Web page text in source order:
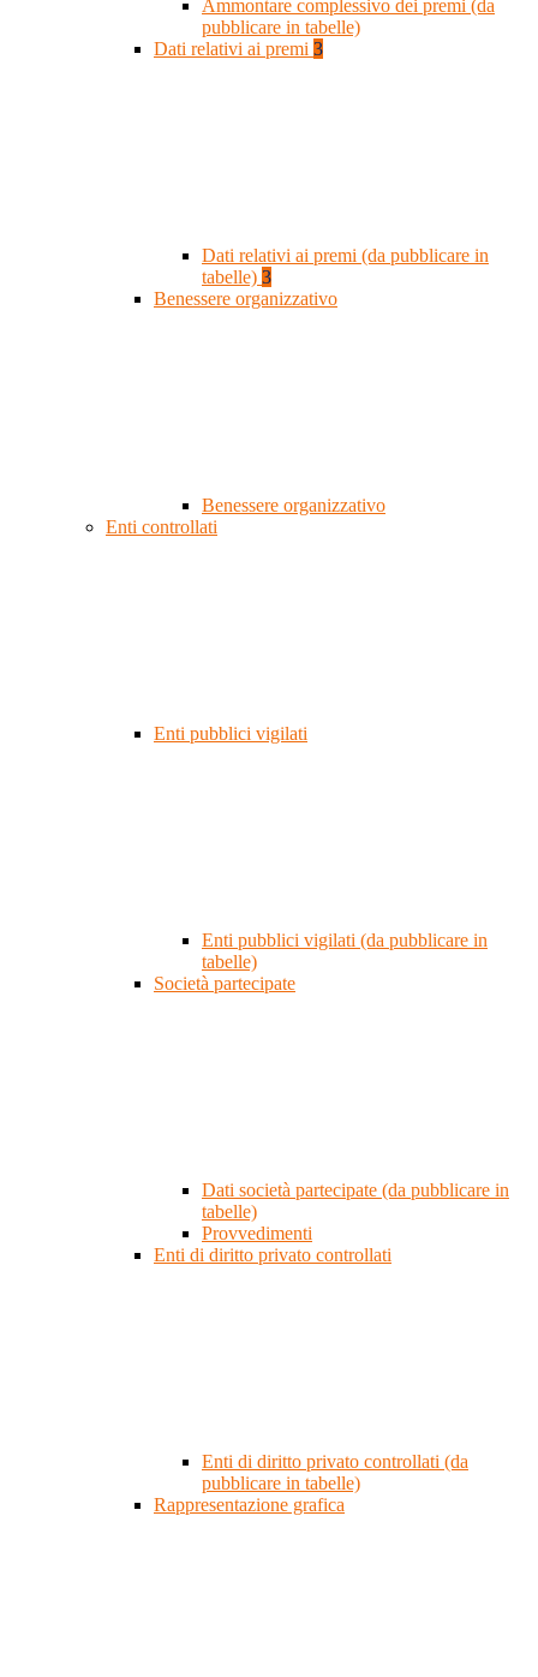
Ammontare complessivo dei premi (da
pubblicare in tabelle)
Dati relativi ai premi 3
Dati relativi ai premi (da pubblicare in
tabelle) 3
Benessere organizzativo
Benessere organizzativo
Enti controllati
Enti pubblici vigilati
Enti pubblici vigilati (da pubblicare in
tabelle)
Società partecipate
Dati società partecipate (da pubblicare in
tabelle)
Provvedimenti
Enti di diritto privato controllati
Enti di diritto privato controllati (da
pubblicare in tabelle)
Rappresentazione grafica